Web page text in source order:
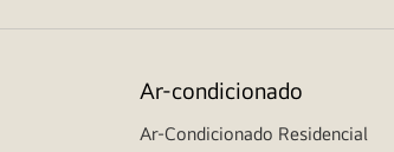
Ar-condicionado
Ar-Condicionado Residencial